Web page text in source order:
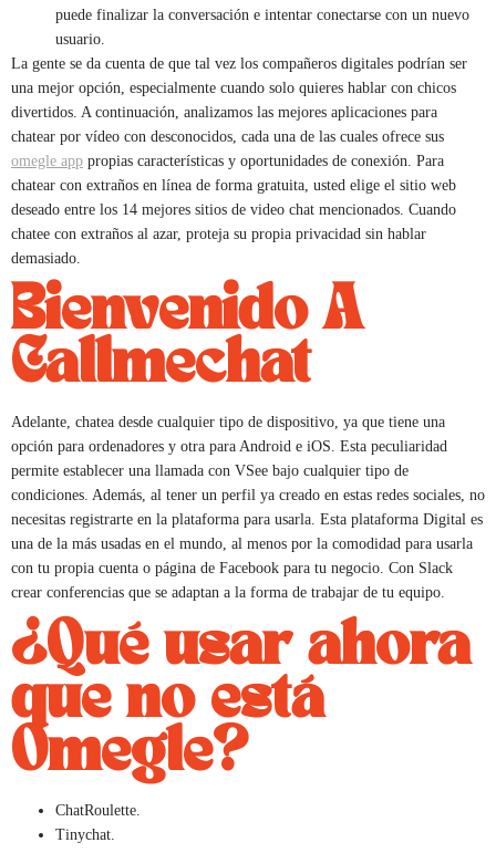
puede finalizar la conversación e intentar conectarse con un nuevo
usuario.
La gente se da cuenta de que tal vez los compañeros digitales podrían ser
una mejor opción, especialmente cuando solo quieres hablar con chicos
divertidos. A continuación, analizamos las mejores aplicaciones para
chatear por vídeo con desconocidos, cada una de las cuales ofrece sus
omegle app propias características y oportunidades de conexión. Para
chatear con extraños en línea de forma gratuita, usted elige el sitio web
deseado entre los 14 mejores sitios de video chat mencionados. Cuando
chatee con extraños al azar, proteja su propia privacidad sin hablar
demasiado.
Bienvenido A
Callmechat
Adelante, chatea desde cualquier tipo de dispositivo, ya que tiene una
opción para ordenadores y otra para Android e iOS. Esta peculiaridad
permite establecer una llamada con VSee bajo cualquier tipo de
condiciones. Además, al tener un perfil ya creado en estas redes sociales, no
necesitas registrarte en la plataforma para usarla. Esta plataforma Digital es
una de la más usadas en el mundo, al menos por la comodidad para usarla
con tu propia cuenta o página de Facebook para tu negocio. Con Slack
crear conferencias que se adaptan a la forma de trabajar de tu equipo.
¿Qué usar ahora
que no está
Omegle?
ChatRoulette.
Tinychat.